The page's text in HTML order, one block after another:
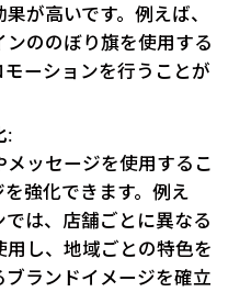
が高いです。例えば、
ののぼり旗を使用する
ーションを行うことが
:
ッセージを使用するこ
強化できます。例え
は、店舗ごとに異なる
し、地域ごとの特色を
ランドイメージを確立